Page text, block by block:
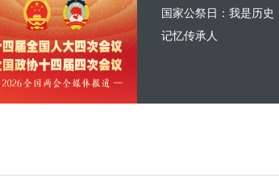
国家公祭日：我是历史
记忆传承人